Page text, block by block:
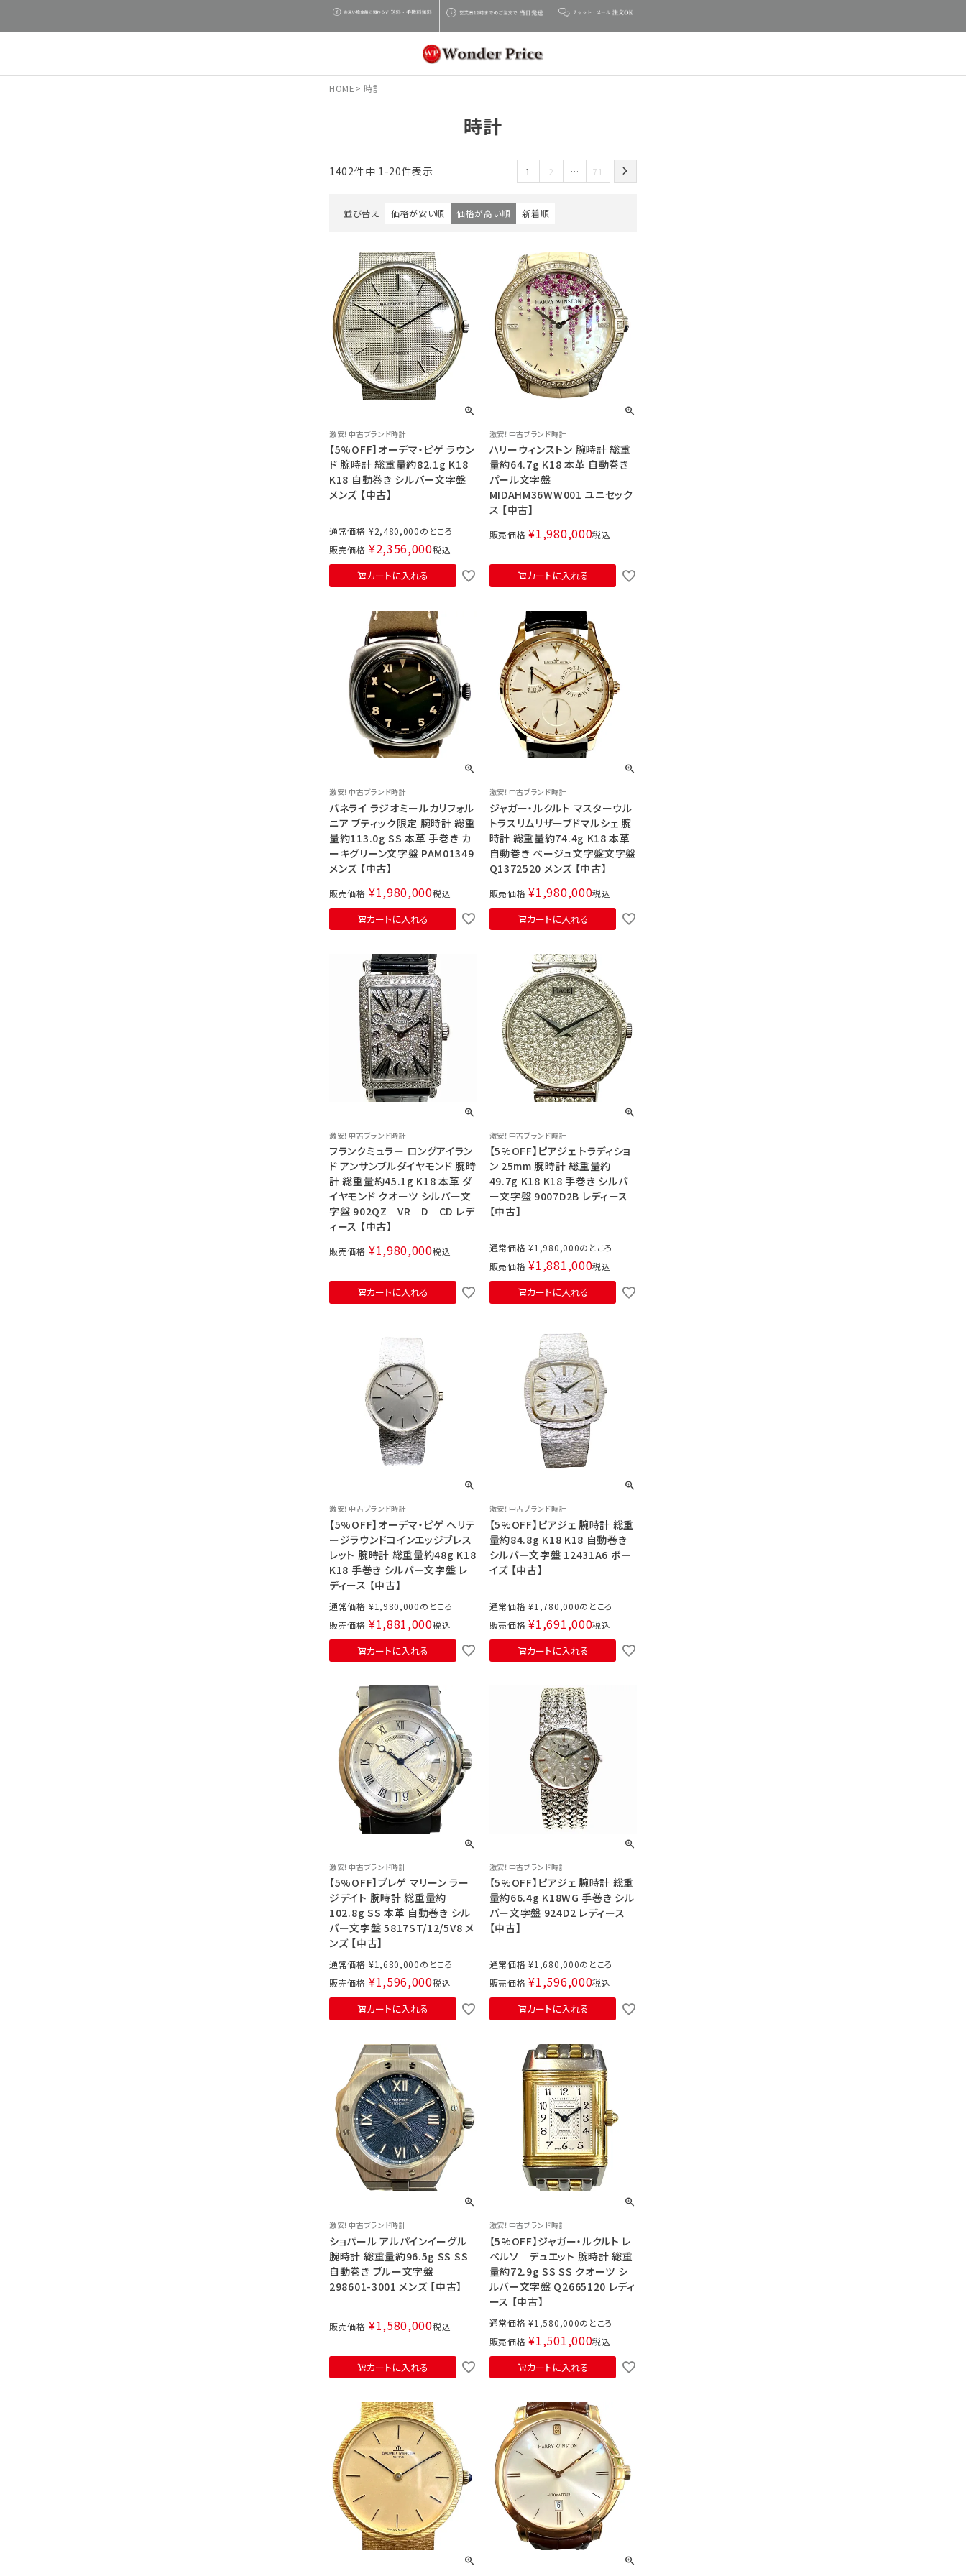
HOME 時計
時計
並び替え 価格が安い順 価格が高い順 新着順
1402件中 1-20件表示 1 2 … 71
激安！中古ブランド時計
【5%OFF】オーデマ・ピゲ ラウン
ド 腕時計 総重量約82.1g K18
K18 自動巻き シルバー文字盤
メンズ 【中古】
通常価格 ¥2,480,000
販売価格 ¥2,356,000税込
カートに入れる
激安！中古ブランド時計
ハリーウィンストン 腕時計 総重
量約64.7g K18 本革 自動巻き
パール文字盤
MIDAHM36WW001 ユニセック
ス 【中古】
販売価格 ¥1,980,000税込
カートに入れる
激安！中古ブランド時計
パネライ ラジオミールカリフォル
ニア ブティック限定 腕時計 総重
量約113.0g SS 本革 手巻き カ
ーキグリーン文字盤 PAM01349
メンズ 【中古】
販売価格 ¥1,980,000税込
カートに入れる
激安！中古ブランド時計
ジャガー・ルクルト マスターウル
トラスリムリザーブドマルシェ 腕
時計 総重量約74.4g K18 本革
自動巻き ベージュ文字盤文字盤
Q1372520 メンズ 【中古】
販売価格 ¥1,980,000税込
カートに入れる
激安！中古ブランド時計
フランクミュラー ロングアイラン
ド アンサンブルダイヤモンド 腕時
計 総重量約45.1g K18 本革 ダ
イヤモンド クオーツ シルバー文
字盤 902QZ VR D CD レデ
ィース 【中古】
販売価格 ¥1,980,000税込
カートに入れる
激安！中古ブランド時計
【5%OFF】ピアジェ トラディショ
ン 25mm 腕時計 総重量約
49.7g K18 K18 手巻き シルバ
ー文字盤 9007D2B レディース
【中古】
通常価格 ¥1,980,000
販売価格 ¥1,881,000税込
カートに入れる
激安！中古ブランド時計
【5%OFF】オーデマ・ピゲ ヘリテ
ージラウンドコインエッジブレス
レット 腕時計 総重量約48g K18
K18 手巻き シルバー文字盤 レ
ディース 【中古】
通常価格 ¥1,980,000
販売価格 ¥1,881,000税込
カートに入れる
激安！中古ブランド時計
【5%OFF】ピアジェ 腕時計 総重
量約84.8g K18 K18 自動巻き
シルバー文字盤 12431A6 ボー
イズ 【中古】
通常価格 ¥1,780,000
販売価格 ¥1,691,000税込
カートに入れる
激安！中古ブランド時計
【5%OFF】ブレゲ マリーン ラー
ジデイト 腕時計 総重量約
102.8g SS 本革 自動巻き シル
バー文字盤 5817ST/12/5V8 メ
ンズ 【中古】
通常価格 ¥1,680,000
販売価格 ¥1,596,000税込
カートに入れる
激安！中古ブランド時計
【5%OFF】ピアジェ 腕時計 総重
量約66.4g K18WG 手巻き シル
バー文字盤 924D2 レディース
【中古】
通常価格 ¥1,680,000
販売価格 ¥1,596,000税込
カートに入れる
激安！中古ブランド時計
ショパール アルパインイーグル
腕時計 総重量約96.5g SS SS
自動巻き ブルー文字盤
298601-3001 メンズ 【中古】
販売価格 ¥1,580,000税込
カートに入れる
激安！中古ブランド時計
【5%OFF】ジャガー・ルクルト レ
ベルソ デュエット 腕時計 総重
量約72.9g SS SS クオーツ シ
ルバー文字盤 Q2665120 レディ
ース 【中古】
通常価格 ¥1,580,000
販売価格 ¥1,501,000税込
カートに入れる